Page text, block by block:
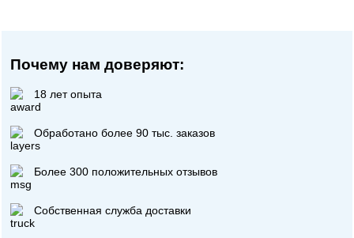
Почему нам доверяют:
18 лет опыта
Обработано более 90 тыс. заказов
Более 300 положительных отзывов
Собственная служба доставки